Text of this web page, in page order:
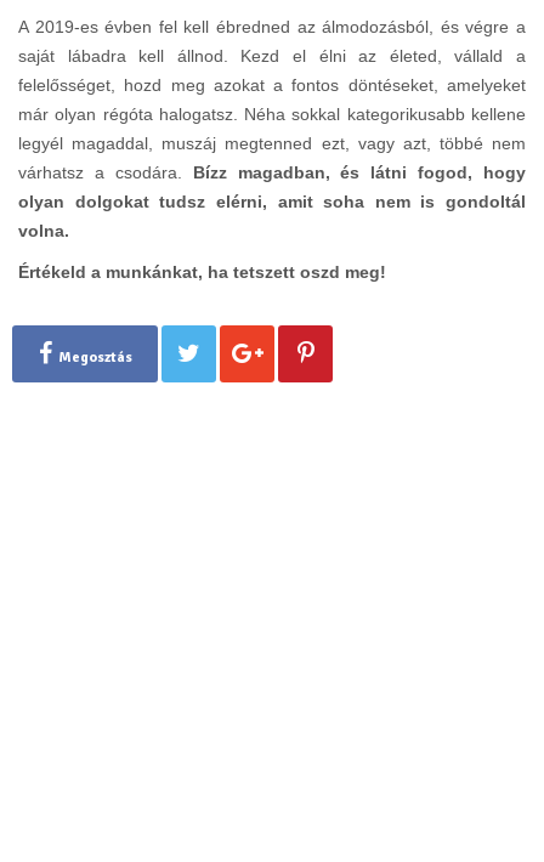
A 2019-es évben fel kell ébredned az álmodozásból, és végre a
saját lábadra kell állnod. Kezd el élni az életed, vállald a
felelősséget, hozd meg azokat a fontos döntéseket, amelyeket
már olyan régóta halogatsz. Néha sokkal kategorikusabb kellene
legyél magaddal, muszáj megtenned ezt, vagy azt, többé nem
várhatsz a csodára. Bízz magadban, és látni fogod, hogy
olyan dolgokat tudsz elérni, amit soha nem is gondoltál
volna.
Értékeld a munkánkat, ha tetszett oszd meg!
Megosztás